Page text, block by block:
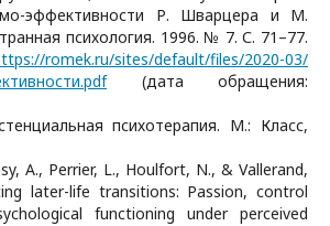
эффективности Р. Шварцера и М.
психология. 1996. № 7. С. 71–77.
romek.ru/sites/default/files/2020-03/
(дата обращения:
психотерапия. М.: Класс,
A., Perrier, L., Houlfort, N., & Vallerand,
later-life transitions: Passion, control
functioning under perceived